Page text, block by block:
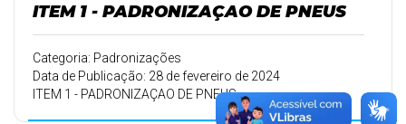
ITEM 1 - PADRONIZAÇAO DE PNEUS
Categoria: Padronizações
Data de Publicação: 28 de fevereiro de 2024
ITEM 1 - PADRONIZAÇAO DE PNEUS